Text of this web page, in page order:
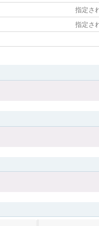
指定さ
指定さ